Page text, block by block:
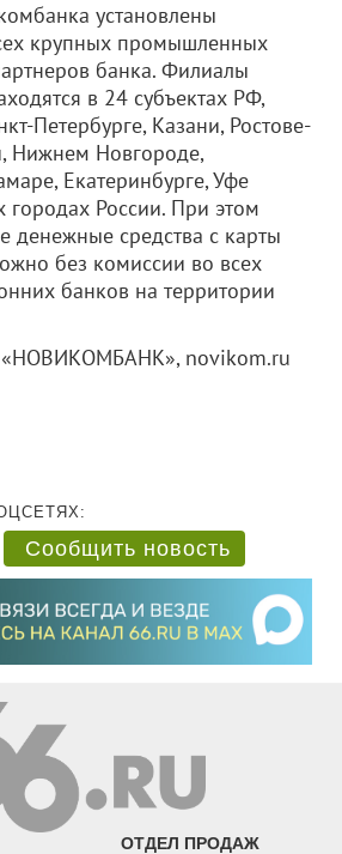
установлены
крупных промышленных
банка. Филиалы
в 24 субъектах РФ,
Петербурге, Казани, Ростове-
Нижнем Новгороде,
Екатеринбурге, Уфе
городах России. При этом
денежные средства с карты
без комиссии во всех
банков на территории
«НОВИКОМБАНК», novikom.ru
Сообщить новость
ОТДЕЛ ПРОДАЖ